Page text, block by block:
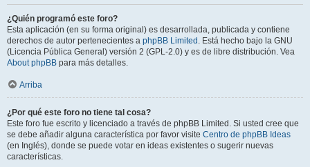
¿Quién programó este foro?
Esta aplicación (en su forma original) es desarrollada, publicada y contiene
derechos de autor pertenecientes a phpBB Limited . Está hecho bajo la GNU
(Licencia Pública General) versión 2 (GPL-2.0) y es de libre distribución. Vea
About phpBB para más detalles.
Arriba
¿Por qué este foro no tiene tal cosa?
Este foro fue escrito y licenciado a través de phpBB Limited. Si usted cree que
se debe añadir alguna característica por favor visite Centro de phpBB Ideas
(en Inglés), donde se puede votar en ideas existentes o sugerir nuevas
características.